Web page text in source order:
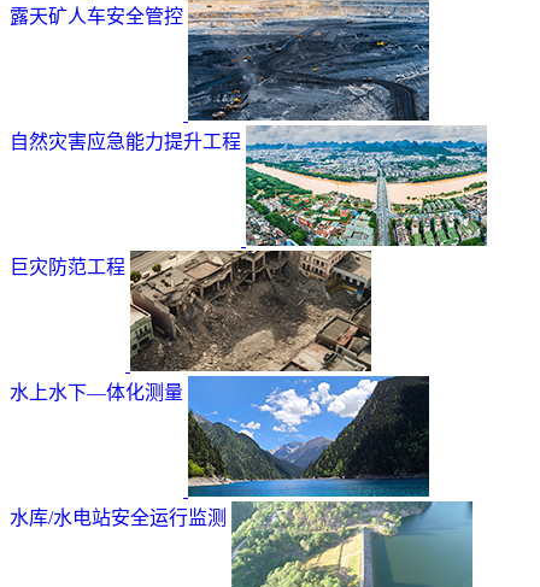
露天矿人车安全管控
自然灾害应急能力提升工程
巨灾防范工程
水上水下—体化测量
水库/水电站安全运行监测